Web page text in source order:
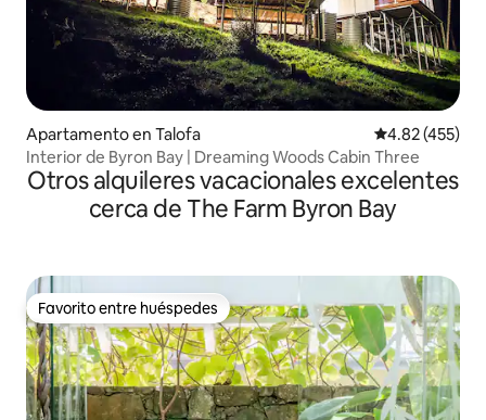
Apartamento en Talofa Calificación
4.82 (455)
Interior de Byron Bay | Dreaming Woods Cabin Three
Otros alquileres vacacionales excelentes
cerca de The Farm Byron Bay
Favorito entre huéspedes
Favorito entre huéspedes